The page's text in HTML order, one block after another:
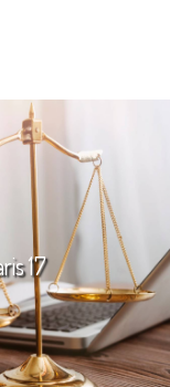
17